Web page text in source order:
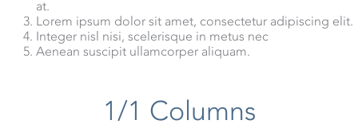
at.
Lorem ipsum dolor sit amet, consectetur adipiscing elit.
Integer nisl nisi, scelerisque in metus nec
Aenean suscipit ullamcorper aliquam.
1/1 Columns